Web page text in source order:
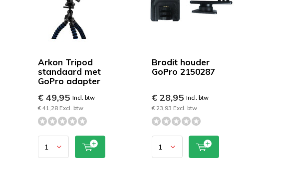
Arkon Tripod
standaard met
GoPro adapter
€ 49,95 Incl. btw
€ 41,28 Excl. btw
Brodit houder
GoPro 2150287
€ 28,95 Incl. btw
€ 23,93 Excl. btw